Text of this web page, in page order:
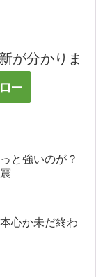
が分かりま
と強いのが？
心か未だ終わ